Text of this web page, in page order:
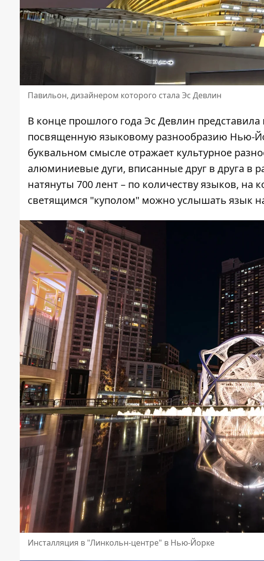
Павильон, дизайнером которого стала Эс Девлин
В конце прошлого года Эс Девлин
посвященную языковому разнообразию Нью-
буквальном смысле отражает культурное
алюминиевые дуги, вписанные друг в друга в
натянуты 700 лент – по количеству языков, на
светящимся "куполом" можно услышать язык
Инсталляция в "Линкольн-центре" в Нью-Йорке